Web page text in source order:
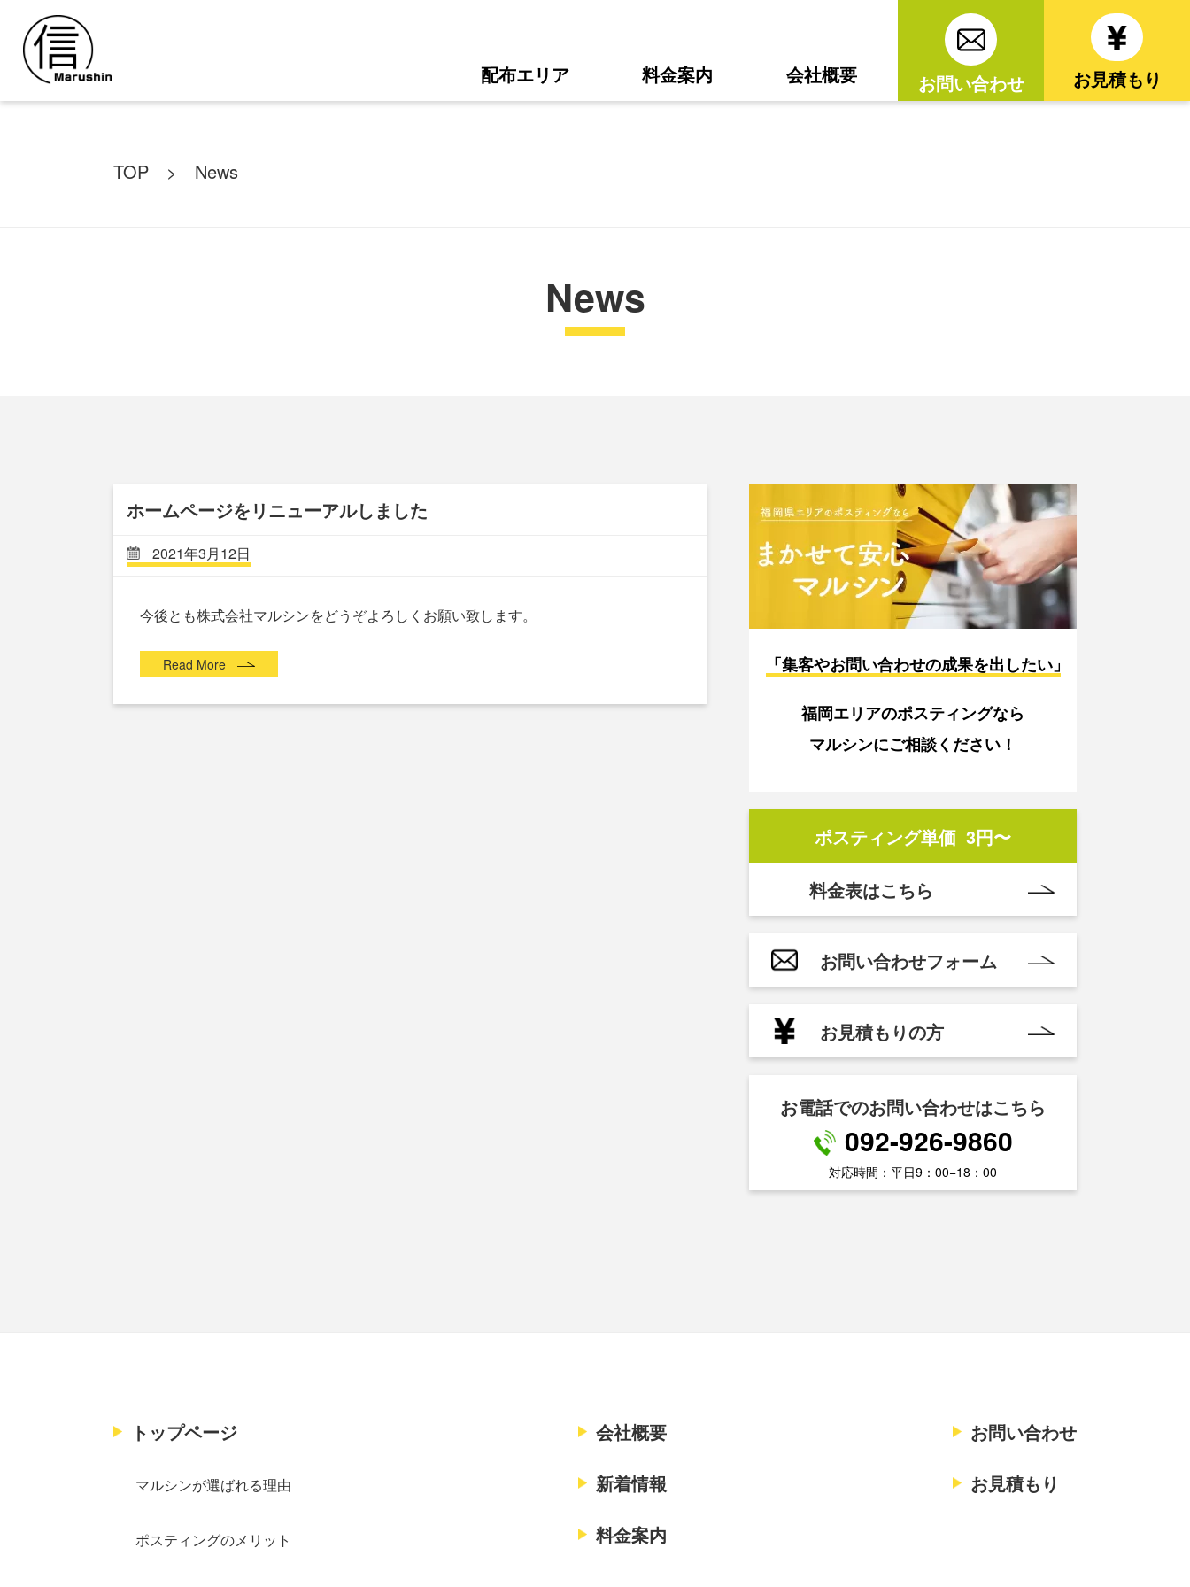
配布エリア 料金案内 会社概要 お問い合わせ お見積もり
TOP > News
News
ホームページをリニューアルしました
2021年3月12日
今後とも株式会社マルシンをどうぞよろしくお願い致します。
Read More 「集客やお問い合わせの成果を出したい」
福岡エリアのポスティングなら
マルシンにご相談ください！
ポスティング単価 3円〜
料金表はこちら
お問い合わせフォーム
お見積もりの方
お電話でのお問い合わせはこちら
092-926-9860
対応時間：平日9：00−18：00
トップページ
マルシンが選ばれる理由
ポスティングのメリット
会社概要
新着情報
料金案内
お問い合わせ
お見積もり